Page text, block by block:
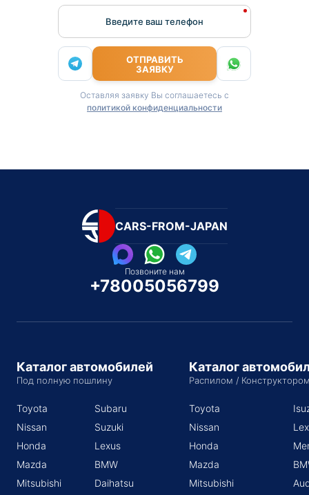
Введите ваш телефон
ОТПРАВИТЬ
ЗАЯВКУ
Оставляя заявку Вы соглашаетесь с
политикой конфиденциальности
CARS-FROM-JAPAN
Позвоните нам
+78005056799
Каталог автомобилей
Под полную пошлину
Toyota
Nissan
Honda
Mazda
Mitsubishi
Subaru
Suzuki
Lexus
BMW
Daihatsu
Каталог
Распилом /
Toyota
Nissan
Honda
Mazda
Mitsubishi